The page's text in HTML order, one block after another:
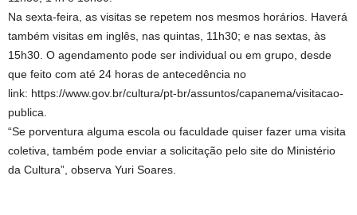
Na sexta-feira, as visitas se repetem nos mesmos horários. Haverá
também visitas em inglês, nas quintas, 11h30; e nas sextas, às
15h30. O agendamento pode ser individual ou em grupo, desde
que feito com até 24 horas de antecedência no
link: https://www.gov.br/cultura/pt-br/assuntos/capanema/visitacao-
publica.
“Se porventura alguma escola ou faculdade quiser fazer uma visita
coletiva, também pode enviar a solicitação pelo site do Ministério
da Cultura”, observa Yuri Soares.